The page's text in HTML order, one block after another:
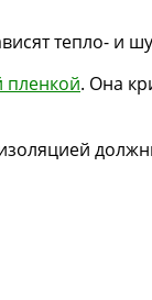
тепло-
пленкой. Она